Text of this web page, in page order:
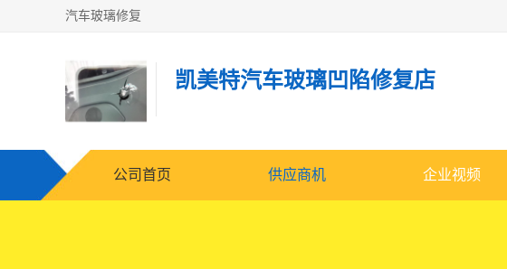
汽车玻璃修复
凯美特汽车玻璃凹陷修复店
公司首页 供应商机 企业视频